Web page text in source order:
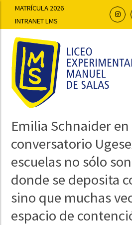
MATRÍCULA 2026
INTRANET LMS
Emilia Schnaider en
conversatorio
escuelas no sólo
donde se deposita
sino que muchas
espacio de